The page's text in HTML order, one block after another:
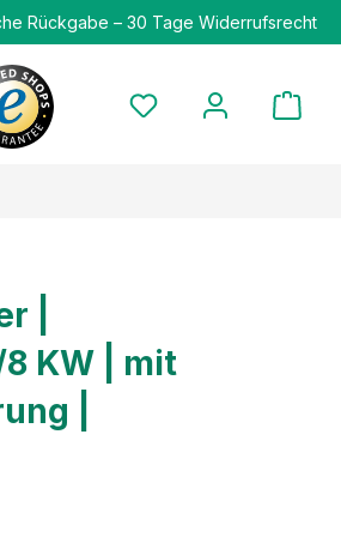
Rückgabe – 30 Tage Widerrufsrecht
|
KW | mit
|